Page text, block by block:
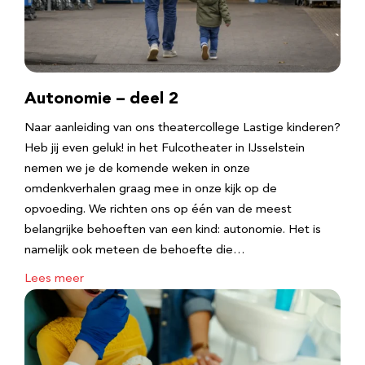
Autonomie – deel 2
Naar aanleiding van ons theatercollege Lastige kinderen?
Heb jij even geluk! in het Fulcotheater in IJsselstein
nemen we je de komende weken in onze
omdenkverhalen graag mee in onze kijk op de
opvoeding. We richten ons op één van de meest
belangrijke behoeften van een kind: autonomie. Het is
namelijk ook meteen de behoefte die…
Lees meer